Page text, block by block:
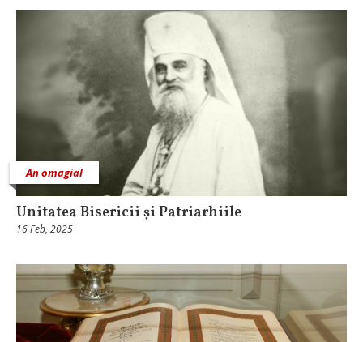
An omagial
Unitatea Bisericii și Patriarhiile
16 Feb, 2025